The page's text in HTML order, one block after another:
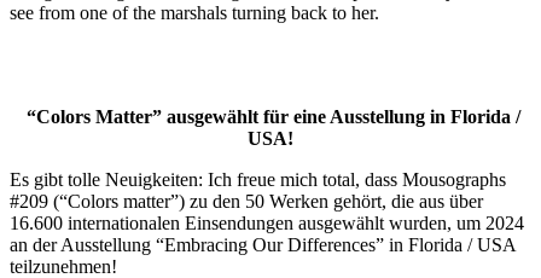
see from one of the marshals turning back to her.
“Colors Matter” ausgewählt für eine Ausstellung in Florida /
USA!
Es gibt tolle Neuigkeiten: Ich freue mich total, dass Mousographs
#209 (“Colors matter”) zu den 50 Werken gehört, die aus über
16.600 internationalen Einsendungen ausgewählt wurden, um 2024
an der Ausstellung “Embracing Our Differences” in Florida / USA
teilzunehmen!